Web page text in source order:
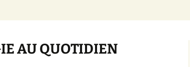
AU QUOTIDIEN